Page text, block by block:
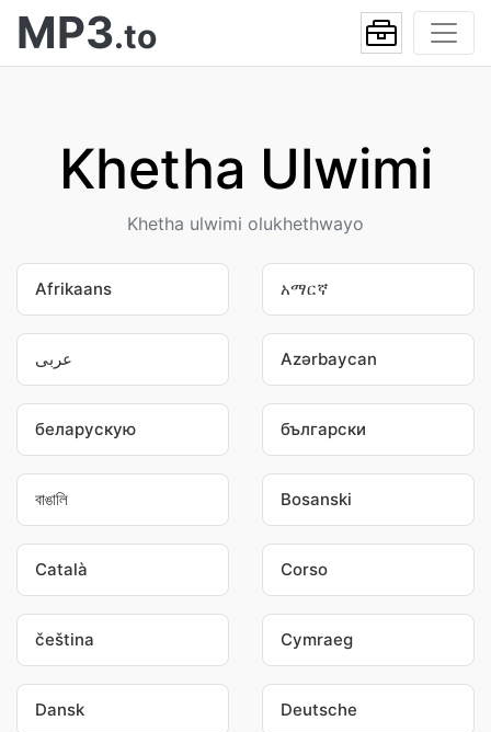
MP3.to
Khetha Ulwimi
Khetha ulwimi olukhethwayo
Afrikaans አማርኛ
عربى Azərbaycan
беларускую български
বাঙালি Bosanski
Català Corso
čeština Cymraeg
Dansk Deutsche